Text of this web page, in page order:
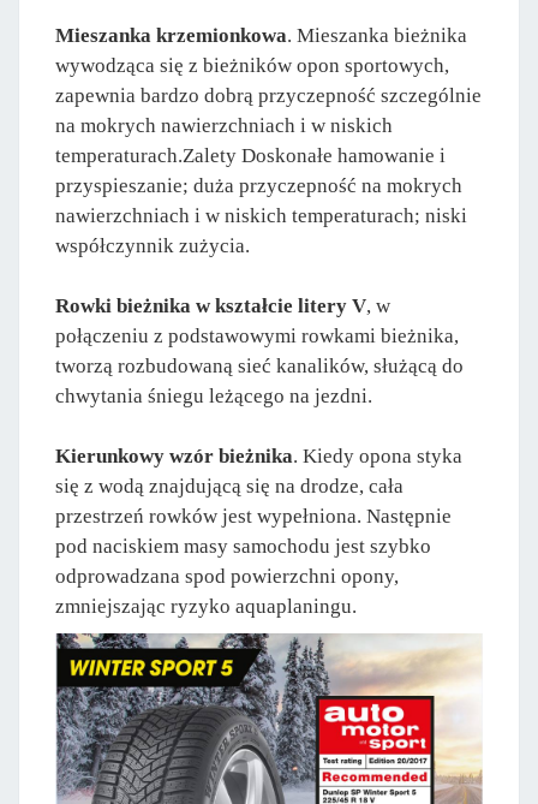
Mieszanka krzemionkowa. Mieszanka bieżnika
wywodząca się z bieżników opon sportowych,
zapewnia bardzo dobrą przyczepność szczególnie
na mokrych nawierzchniach i w niskich
temperaturach.Zalety Doskonałe hamowanie i
przyspieszanie; duża przyczepność na mokrych
nawierzchniach i w niskich temperaturach; niski
współczynnik zużycia.
Rowki bieżnika w kształcie litery V, w
połączeniu z podstawowymi rowkami bieżnika,
tworzą rozbudowaną sieć kanalików, służącą do
chwytania śniegu leżącego na jezdni.
Kierunkowy wzór bieżnika. Kiedy opona styka
się z wodą znajdującą się na drodze, cała
przestrzeń rowków jest wypełniona. Następnie
pod naciskiem masy samochodu jest szybko
odprowadzana spod powierzchni opony,
zmniejszając ryzyko aquaplaningu.